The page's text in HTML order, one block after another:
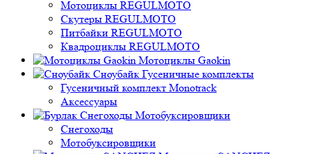
Мотоциклы REGULMOTO
Скутеры REGULMOTO
Питбайки REGULMOTO
Квадроциклы REGULMOTO
Мотоциклы Gaokin
Сноубайк Гусеничные комплекты
Гусеничный комплект Monotrack
Аксессуары
Снегоходы Мотобуксировщики
Снегоходы
Мотобуксировщики